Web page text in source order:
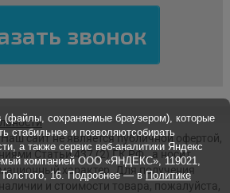
Наш сайт не является публичной офертой,
Статьи 437 (2) ГК РФ., а носит
характер. Для получения
и стоимости товара, пожалуйста,
сохраняемые браузером), которые
стабильнее и позволяютсобирать
а также сервис веб-аналитики Яндекс
компанией ООО «ЯНДЕКС», 119021,
16. Подробнее — в Политике